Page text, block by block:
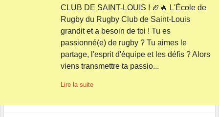
CLUB DE SAINT-LOUIS ! 🏉🔥 L'École de
Rugby du Rugby Club de Saint-Louis
grandit et a besoin de toi ! Tu es
passionné(e) de rugby ? Tu aimes le
partage, l'esprit d'équipe et les défis ? Alors
viens transmettre ta passio...
Lire la suite